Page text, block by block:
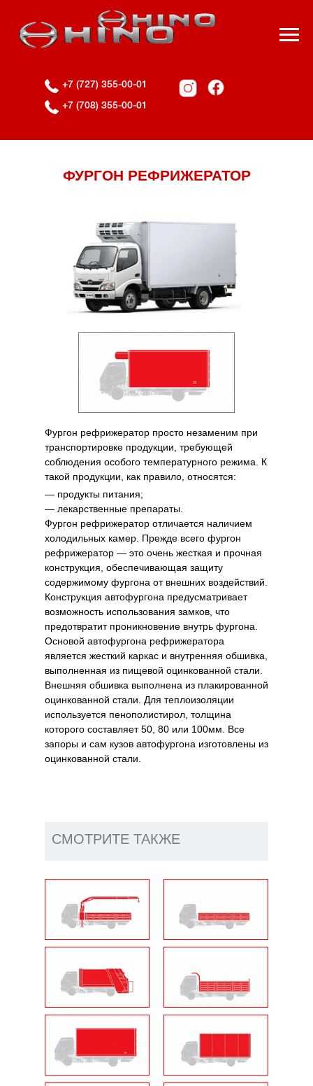
+7 (708) 355-00-01
+7 (727) 355-00-01
ФУРГОН РЕФРИЖЕРАТОР
Фургон рефрижератор просто незаменим при
транспортировке продукции, требующей
соблюдения особого температурного режима. К
такой продукции, как правило, относятся:
— продукты питания;
— лекарственные препараты.
Фургон рефрижератор отличается наличием
холодильных камер. Прежде всего фургон
рефрижератор — это очень жесткая и прочная
конструкция, обеспечивающая защиту
содержимому фургона от внешних воздействий.
Конструкция автофургона предусматривает
возможность использования замков, что
предотвратит проникновение внутрь фургона.
Основой автофургона рефрижератора
является жесткий каркас и внутренняя обшивка,
выполненная из пищевой оцинкованной стали.
Внешняя обшивка выполнена из плакированной
оцинкованной стали. Для теплоизоляции
используется пенополистирол, толщина
которого составляет 50, 80 или 100мм. Все
запоры и сам кузов автофургона изготовлены из
оцинкованной стали.
СМОТРИТЕ ТАКЖЕ